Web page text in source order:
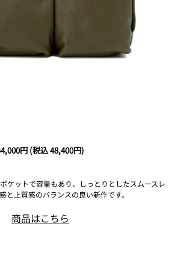
円 (税込 48,400円)
ケットで容量もあり、しっとりとしたスムースレ
と上質感のバランスの良い新作です。
商品はこちら